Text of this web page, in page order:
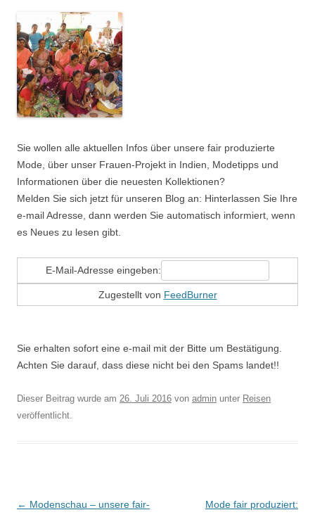
Sie wollen alle aktuellen Infos über unsere fair produzierte
Mode, über unser Frauen-Projekt in Indien, Modetipps und
Informationen über die neuesten Kollektionen?
Melden Sie sich jetzt für unseren Blog an: Hinterlassen Sie Ihre
e-mail Adresse, dann werden Sie automatisch informiert, wenn
es Neues zu lesen gibt.
E-Mail-Adresse eingeben:
Zugestellt von FeedBurner
Sie erhalten sofort eine e-mail mit der Bitte um Bestätigung.
Achten Sie darauf, dass diese nicht bei den Spams landet!!
Dieser Beitrag wurde am 26. Juli 2016 von admin unter Reisen
veröffentlicht.
Beitragsnavigation
← Modenschau – unsere fair-
Mode fair produziert: